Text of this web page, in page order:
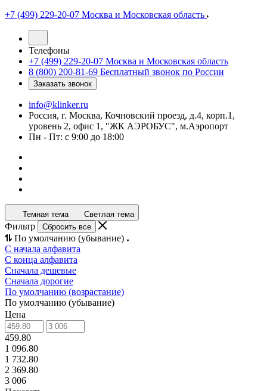
+7 (499) 229-20-07 Москва и Московская область
Телефоны
+7 (499) 229-20-07 Москва и Московская область
8 (800) 200-81-69 Бесплатный звонок по России
Заказать звонок
info@klinker.ru
Россия, г. Москва, Кочновский проезд, д.4, корп.1,
уровень 2, офис 1, "ЖК АЭРОБУС", м.Аэропорт
Пн - Пт: с 9:00 до 18:00
Темная тема Светлая тема
Фильтр Сбросить все
По умолчанию (убывание)
С начала алфавита
С конца алфавита
Сначала дешевые
Сначала дорогие
По умолчанию (возрастание)
По умолчанию (убывание)
Цена
459.80
1 096.80
1 732.80
2 369.80
3 006